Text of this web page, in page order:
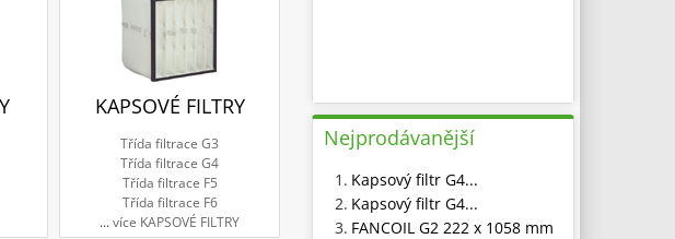
KAPSOVÉ FILTRY
Třída filtrace G3
Třída filtrace G4
Třída filtrace F5
Třída filtrace F6
...více KAPSOVÉ FILTRY
Nejprodávanější
1. Kapsový filtr G4...
2. Kapsový filtr G4...
3. FANCOIL G2 222 x 1058 mm